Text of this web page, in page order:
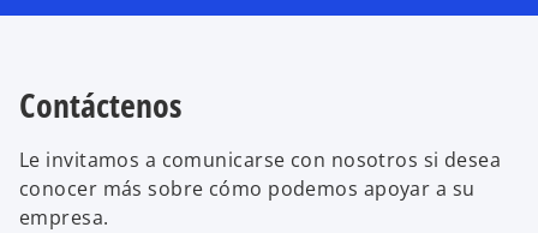
Contáctenos
Le invitamos a comunicarse con nosotros si desea
conocer más sobre cómo podemos apoyar a su
empresa.